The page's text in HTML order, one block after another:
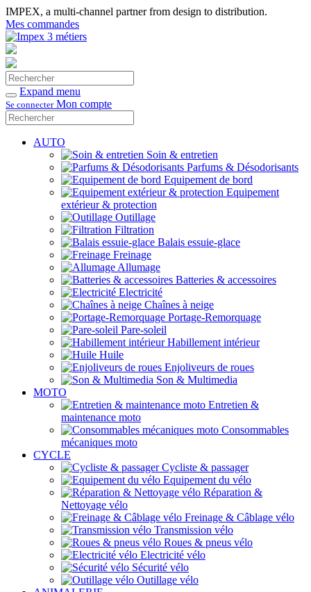
IMPEX, a multi-channel partner from design to distribution.
Mes commandes
Rechercher
Valider
Expand menu
Se connecter Mon compte
Rechercher
AUTO
Soin & entretien
Parfums & Désodorisants
Equipement de bord
Equipement
extérieur & protection
Outillage
Filtration
Balais essuie-glace
Freinage
Allumage
Batteries & accessoires
Electricité
Chaînes à neige
Portage-Remorquage
Pare-soleil
Habillement intérieur
Huile
Enjoliveurs de roues
Son & Multimedia
MOTO
Entretien &
maintenance moto
Consommables
mécaniques moto
CYCLE
Cycliste & passager
Equipement du vélo
Réparation &
Nettoyage vélo
Freinage & Câblage vélo
Transmission vélo
Roues & pneus vélo
Electricité vélo
Sécurité vélo
Outillage vélo